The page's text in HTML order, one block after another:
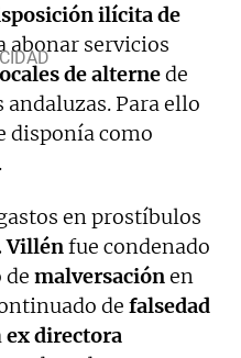
ilícita de
abonar servicios
de alternede
Para ello
disponía como
en prostíbulos
Villénfue condenado
malversaciónen
de falsedad
ex directora